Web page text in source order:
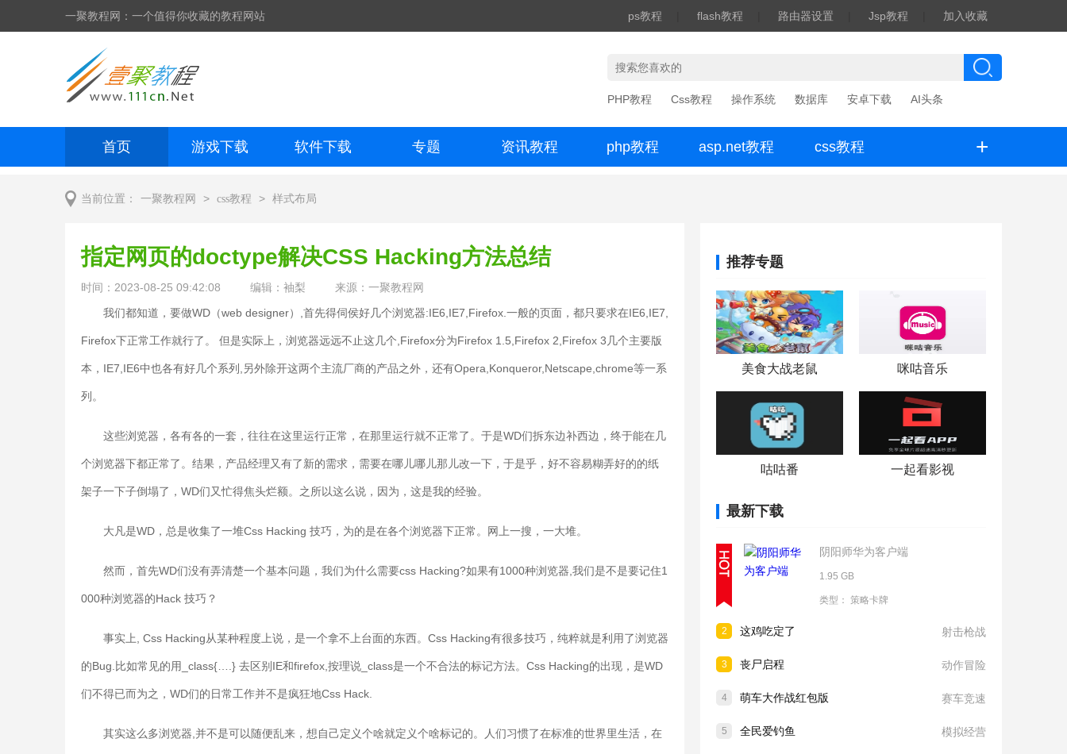
一聚教程网：一个值得你收藏的教程网站 ps教程 flash教程 路由器设置 Jsp教程 加入收藏
PHP教程 Css教程 操作系统 数据库 安卓下载 AI头条
首页 游戏下载 软件下载 专题 资讯教程 php教程 asp.net教程 css教程 +
当前位置： 一聚教程网 > css教程 > 样式布局
推荐专题
美食大战老鼠 咪咕音乐
咕咕番 一起看影视
最新下载
阴阳师华为客户端
1.95 GB
类型： 策略卡牌
2 这鸡吃定了 射击枪战
3 丧尸启程 动作冒险
4 萌车大作战红包版 赛车竞速
5 全民爱钓鱼 模拟经营
指定网页的doctype解决CSS Hacking方法总结
时间：2023-08-25 09:42:08 编辑：袖梨
来源：一聚教程网
我们都知道，要做WD（web designer）,首先得伺侯好几个浏览器:IE6,IE7,Firefox.一般的页面，都只要求在IE6,IE7,
Firefox下正常工作就行了。 但是实际上，浏览器远远不止这几个,Firefox分为Firefox 1.5,Firefox 2,Firefox 3几个主要版
本，IE7,IE6中也各有好几个系列,另外除开这两个主流厂商的产品之外，还有Opera,Konqueror,Netscape,chrome等一系
列。
这些浏览器，各有各的一套，往往在这里运行正常，在那里运行就不正常了。于是WD们拆东边补西边，终于能在几
个浏览器下都正常了。结果，产品经理又有了新的需求，需要在哪儿哪儿那儿改一下，于是乎，好不容易糊弄好的的纸
架子一下子倒塌了，WD们又忙得焦头烂额。之所以这么说，因为，这是我的经验。
大凡是WD，总是收集了一堆Css Hacking 技巧，为的是在各个浏览器下正常。网上一搜，一大堆。
然而，首先WD们没有弄清楚一个基本问题，我们为什么需要css Hacking?如果有1000种浏览器,我们是不是要记住1
000种浏览器的Hack 技巧？
事实上, Css Hacking从某种程度上说，是一个拿不上台面的东西。Css Hacking有很多技巧，纯粹就是利用了浏览器
的Bug.比如常见的用_class{….} 去区别IE和firefox,按理说_class是一个不合法的标记方法。Css Hacking的出现，是WD
们不得已而为之，WD们的日常工作并不是疯狂地Css Hack.
其实这么多浏览器,并不是可以随便乱来，想自己定义个啥就定义个啥标记的。人们习惯了在标准的世界里生活，在